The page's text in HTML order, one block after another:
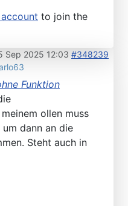
to join the
Sep 2025 12:03 #348239
Funktion
ollen muss
dann an die
Steht auch in